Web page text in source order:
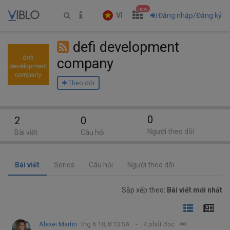
VI
new
Đăng nhập/Đăng ký
defi development
company
Theo dõi
Bài viết Series Câu hỏi Người theo dõi
Sắp xếp theo: Bài viết mới nhất
Alexei Martin thg 6 18, 8:13 SA 4 phút đọc
2
Bài viết
0
Câu hỏi
0
Người theo dõi